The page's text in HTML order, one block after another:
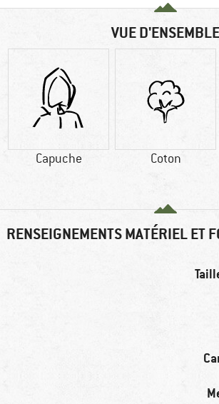
VUE D'ENSEMBLE
Capuche Coton
RENSEIGNEMENTS MATÉRIEL ET